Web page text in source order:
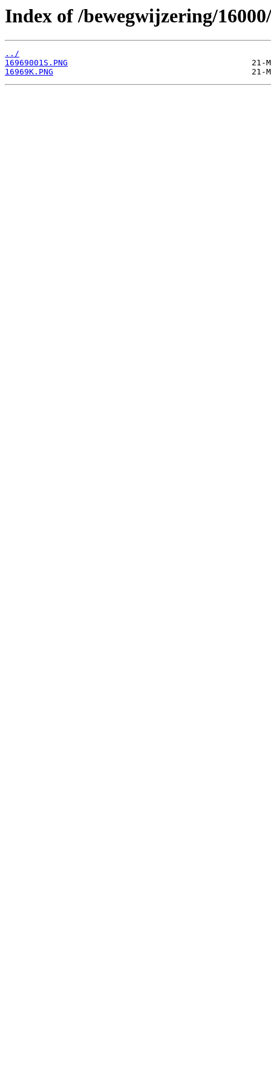
Index of /bewegwijzering/
../
16969001S.PNG
16969K.PNG